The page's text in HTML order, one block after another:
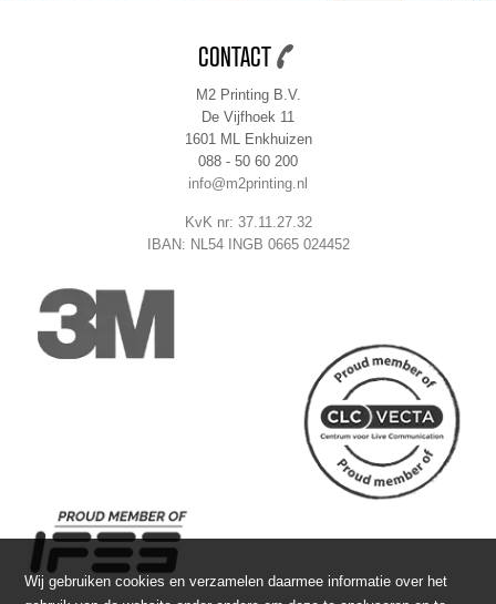
CONTACT
M2 Printing B.V.
De Vijfhoek 11
1601 ML Enkhuizen
088 - 50 60 200
info@m2printing.nl
KvK nr: 37.11.27.32
IBAN: NL54 INGB 0665 024452
Wij gebruiken cookies en verzamelen daarmee informatie over het